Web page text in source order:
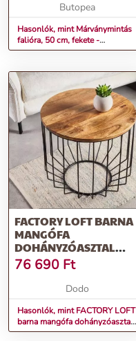
Butopea
Hasonlók, mint Márványmintás
falióra, 50 cm, fekete -
FACTORY
FACTORY LOFT BARNA
MANGÓFA
DOHÁNYZÓASZTAL
50CM
76 690 Ft
Dodo
Hasonlók, mint FACTORY LOFT
barna mangófa dohányzóasztal
50cm